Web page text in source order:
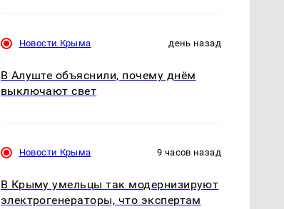
Новости Крыма день назад
В Алуште объяснили, почему днём
выключают свет
Новости Крыма 9 часов назад
В Крыму умельцы так модернизируют
электрогенераторы, что экспертам